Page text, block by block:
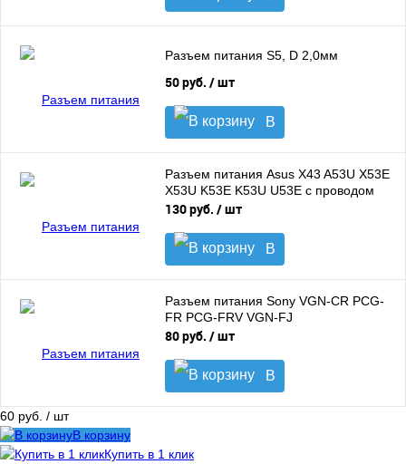
корзину
Разъем питания S5, D 2,0мм
50 руб. / шт
В
корзину
Разъем питания Asus X43 A53U X53E
X53U K53E K53U U53E с проводом
130 руб. / шт
В
корзину
Разъем питания Sony VGN-CR PCG-
FR PCG-FRV VGN-FJ
80 руб. / шт
В
корзину
60 руб. / шт
В корзину
Купить в 1 клик